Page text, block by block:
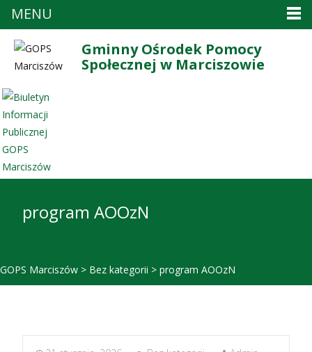
Gminny Ośrodek Pomocy
Społecznej w Marciszowie
program AOOzN
GOPS Marciszów > Bez kategorii > program AOOzN
MENU